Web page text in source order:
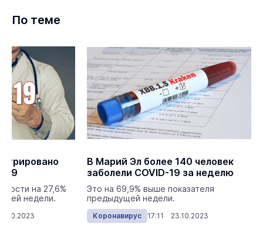
По теме
19
на 27,6%
недели.
В Марий Эл более 140 человек
заболели COVID-19 за неделю
Это на 69,9% выше показателя
предыдущей недели.
Коронавирус 17:11 23.10.2023